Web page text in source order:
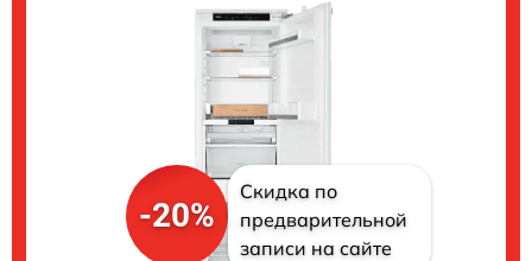
-20%
Скидка по
предварительной
записи на сайте